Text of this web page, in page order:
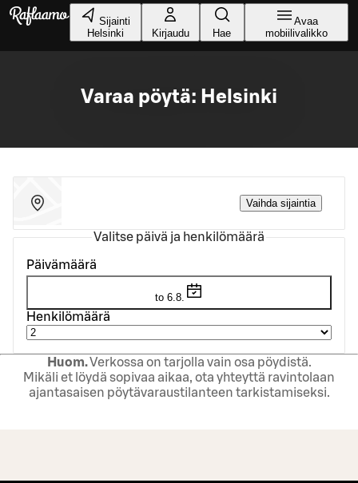
Siirry pääsisältöön
Sijainti
Helsinki
Kirjaudu Hae
Avaa
mobiilivalikko
Varaa pöytä: Helsinki
Vaihda sijaintia
Valitse päivä ja henkilömäärä
Päivämäärä
to 6.8.
Henkilömäärä
Huom.Verkossa on tarjolla vain osa pöydistä.
Mikäli et löydä sopivaa aikaa, ota yhteyttä ravintolaan
ajantasaisen pöytävaraustilanteen tarkistamiseksi.